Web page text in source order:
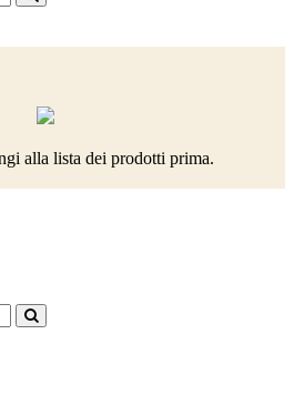
alla lista dei prodotti prima.